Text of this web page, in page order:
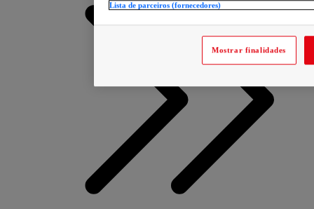
Lista de parceiros (fornecedores)
Mostrar finalidades